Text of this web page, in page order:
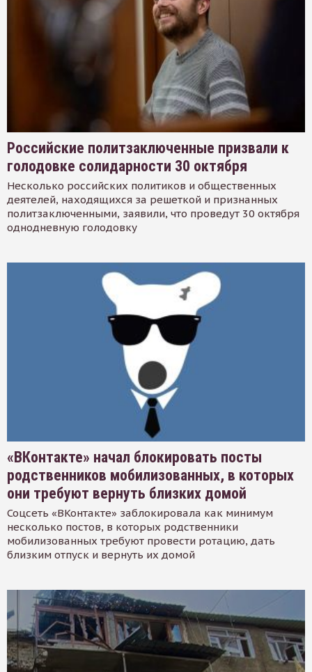
Российские политзаключенные призвали к
голодовке солидарности 30 октября
Несколько российских политиков и общественных
деятелей, находящихся за решеткой и признанных
политзаключенными, заявили, что проведут 30 октября
однодневную голодовку
«ВКонтакте» начал блокировать посты
родственников мобилизованных, в которых
они требуют вернуть близких домой
Соцсеть «ВКонтакте» заблокировала как минимум
несколько постов, в которых родственники
мобилизованных требуют провести ротацию, дать
близким отпуск и вернуть их домой